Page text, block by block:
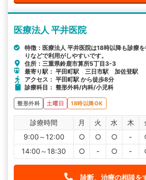
医療法人 平井医院
特徴：医療法人 平井医院は18時以降も診療
りなどで利用がしやすいです。
住所：三重県鈴鹿市算所5丁目3-3
最寄り駅： 平田町駅 三日市駅 加佐登駅
アクセス： 平田町駅 から徒歩8分
診療科目： 整形外科/内科/小児科
整形外科 土曜日 18時以降OK
診療時間 月 火 水 木
9:00～12:00
○ ○ ○ -
14:00～18:30
○ - ○ -
診断、治療の相談を